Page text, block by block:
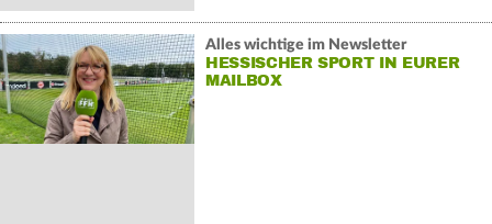
Alles wichtige im Newsletter
HESSISCHER SPORT IN EURER
MAILBOX